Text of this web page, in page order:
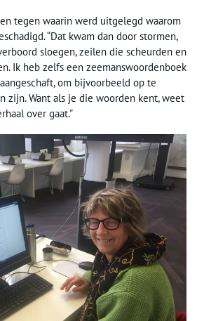
tegen waarin werd uitgelegd waarom
“Dat kwam dan door stormen,
sloegen, zeilen die scheurden en
Ik heb zelfs een zeemanswoordenboek
om bijvoorbeeld op te
zijn. Want als je die woorden kent, weet
over gaat.”